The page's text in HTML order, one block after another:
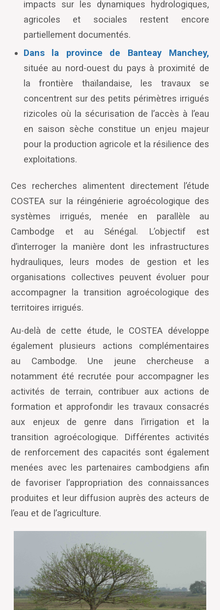
impacts sur les dynamiques hydrologiques,
agricoles et sociales restent encore
partiellement documentés.
Dans la province de Banteay Manchey,
située au nord-ouest du pays à proximité de
la frontière thaïlandaise, les travaux se
concentrent sur des petits périmètres irrigués
rizicoles où la sécurisation de l’accès à l’eau
en saison sèche constitue un enjeu majeur
pour la production agricole et la résilience des
exploitations.
Ces recherches alimentent directement l’étude
COSTEA sur la réingénierie agroécologique des
systèmes irrigués, menée en parallèle au
Cambodge et au Sénégal. L’objectif est
d’interroger la manière dont les infrastructures
hydrauliques, leurs modes de gestion et les
organisations collectives peuvent évoluer pour
accompagner la transition agroécologique des
territoires irrigués.
Au-delà de cette étude, le COSTEA développe
également plusieurs actions complémentaires
au Cambodge. Une jeune chercheuse a
notamment été recrutée pour accompagner les
activités de terrain, contribuer aux actions de
formation et approfondir les travaux consacrés
aux enjeux de genre dans l’irrigation et la
transition agroécologique. Différentes activités
de renforcement des capacités sont également
menées avec les partenaires cambodgiens afin
de favoriser l’appropriation des connaissances
produites et leur diffusion auprès des acteurs de
l’eau et de l’agriculture.